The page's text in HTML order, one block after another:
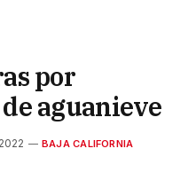
por
aguanieve
BAJA CALIFORNIA